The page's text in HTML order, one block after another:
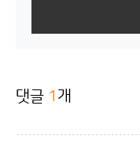
댓글 1 개